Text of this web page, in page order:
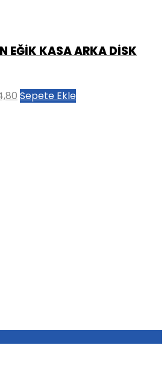
EĞİK KASA ARKA DİSK
Şu
Sepete Ekle